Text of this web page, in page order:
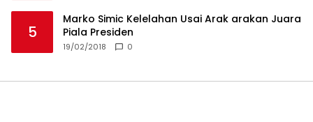
5
Marko Simic Kelelahan Usai Arak arakan Juara
Piala Presiden
19/02/2018 0